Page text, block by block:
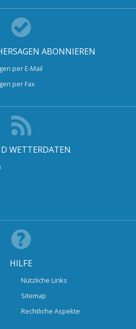
ABONNIEREN
per E-Mail
per Fax
WETTERDATEN
HILFE
Nützliche Links
Sitemap
Rechtliche Aspekte